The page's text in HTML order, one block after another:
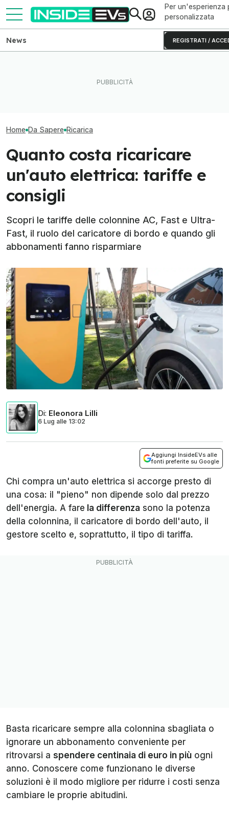
Per un'esperienza
personalizzata
REGISTRATI /
News
Home Da Sapere Ricarica
Quanto costa ricaricare
un'auto elettrica: tariffe e
consigli
Scopri le tariffe delle colonnine AC, Fast e Ultra-
Fast, il ruolo del caricatore di bordo e quando gli
abbonamenti fanno risparmiare
Di: Eleonora Lilli
6 Lug alle 13:02
Aggiungi InsideEVs alle
fonti preferite su Google
Chi compra un'auto elettrica si accorge presto di
una cosa: il "pieno" non dipende solo dal prezzo
dell'energia. A fare la differenza sono la potenza
della colonnina, il caricatore di bordo dell'auto, il
gestore scelto e, soprattutto, il tipo di tariffa.
Basta ricaricare sempre alla colonnina sbagliata o
ignorare un abbonamento conveniente per
ritrovarsi a spendere centinaia di euro in più ogni
anno. Conoscere come funzionano le diverse
soluzioni è il modo migliore per ridurre i costi senza
cambiare le proprie abitudini.